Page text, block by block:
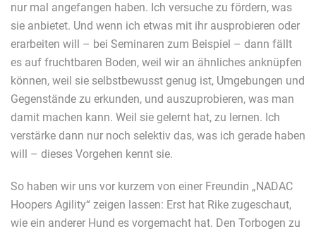
nur mal angefangen haben. Ich versuche zu fördern, was
sie anbietet. Und wenn ich etwas mit ihr ausprobieren oder
erarbeiten will – bei Seminaren zum Beispiel – dann fällt
es auf fruchtbaren Boden, weil wir an ähnliches anknüpfen
können, weil sie selbstbewusst genug ist, Umgebungen und
Gegenstände zu erkunden, und auszuprobieren, was man
damit machen kann. Weil sie gelernt hat, zu lernen. Ich
verstärke dann nur noch selektiv das, was ich gerade haben
will – dieses Vorgehen kennt sie.
So haben wir uns vor kurzem von einer Freundin „NADAC
Hoopers Agility“ zeigen lassen: Erst hat Rike zugeschaut,
wie ein anderer Hund es vorgemacht hat. Den Torbogen zu